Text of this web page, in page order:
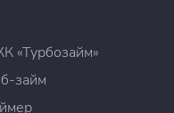
«Турбозайм»
займ